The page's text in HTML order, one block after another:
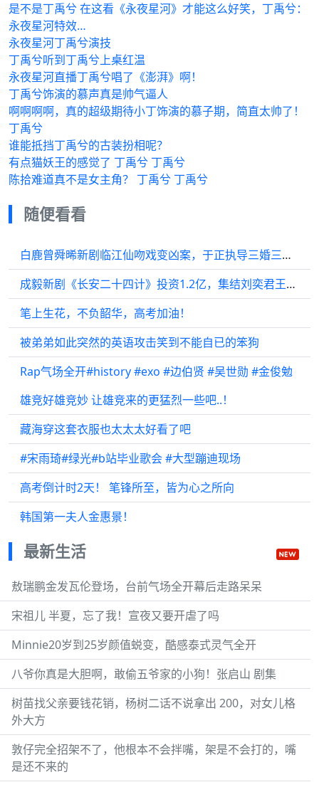
是不是丁禹兮 在这看《永夜星河》才能这么好笑，丁禹兮：
永夜星河特效…
永夜星河丁禹兮演技
丁禹兮听到丁禹兮上桌红温
永夜星河直播丁禹兮唱了《澎湃》啊！
丁禹兮饰演的慕声真是帅气逼人
啊啊啊啊，真的超级期待小丁饰演的慕子期，简直太帅了！
丁禹兮
谁能抵挡丁禹兮的古装扮相呢？
有点猫妖王的感觉了 丁禹兮 丁禹兮
陈拾难道真不是女主角？ 丁禹兮 丁禹兮
随便看看
白鹿曾舜晞新剧临江仙吻戏变凶案，于正执导三婚三离反转不断
成毅新剧《长安二十四计》投资1.2亿，集结刘奕君王劲松等戏骨
笔上生花，不负韶华，高考加油！
被弟弟如此突然的英语攻击笑到不能自已的笨狗
Rap气场全开#history #exo #边伯贤 #吴世勋 #金俊勉
雄竞好雄竞妙 让雄竞来的更猛烈一些吧..！
藏海穿这套衣服也太太太好看了吧
#宋雨琦#绿光#b站毕业歌会 #大型蹦迪现场
高考倒计时2天！ 笔锋所至，皆为心之所向
韩国第一夫人金惠景！
最新生活
敖瑞鹏金发瓦伦登场，台前气场全开幕后走路呆呆
宋祖儿 半夏，忘了我！宣夜又要开虐了吗
Minnie20岁到25岁颜值蜕变，酷感泰式灵气全开
八爷你真是大胆啊，敢偷五爷家的小狗！张启山 剧集
树苗找父亲要钱花销，杨树二话不说拿出 200，对女儿格
外大方
敦仔完全招架不了，他根本不会拌嘴，架是不会打的，嘴
是还不来的